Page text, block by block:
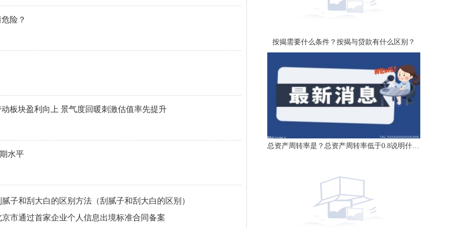
险？
板块盈利向上 景气度回暖刺激估值率先提升
水平
腻子和刮大白的区别方法（刮腻子和刮大白的区别）
京市通过首家企业个人信息出境标准合同备案
按揭需要什么条件？按揭与贷款有什么区别？
总资产周转率是？总资产周转率低于0.8说明什么？